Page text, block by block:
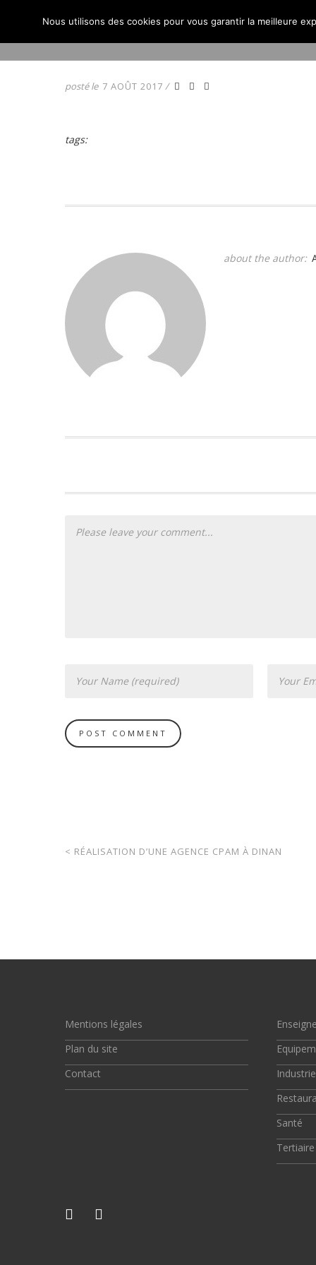
ACCUEIL
posté le 7 AOÛT 2017 /
tags:
about the author:
< RÉALISATION D’UNE AGENCE CPAM À DINAN
Mentions légales
Plan du site
Contact
Santé
Tertiaire
Nous utilisons des cookies pour vous garantir la meilleure